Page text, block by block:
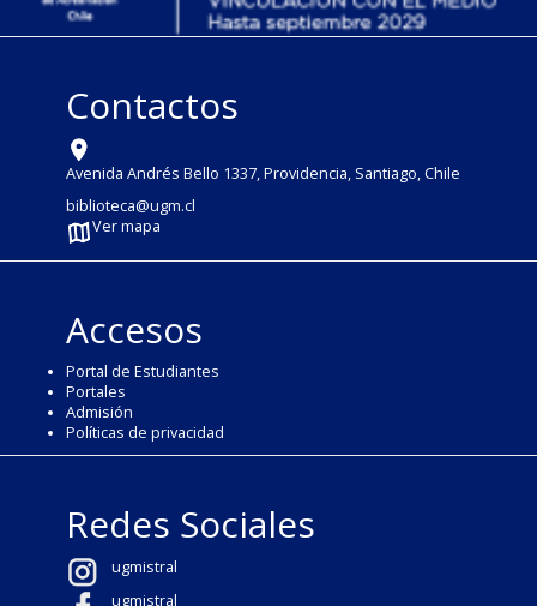
Contactos
Avenida Andrés Bello 1337, Providencia, Santiago, Chile
biblioteca@ugm.cl
Ver mapa
Accesos
Portal de Estudiantes
Portales
Admisión
Políticas de privacidad
Redes Sociales
ugmistral
ugmistral